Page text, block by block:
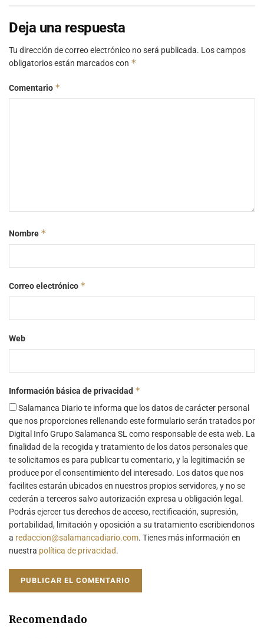
Deja una respuesta
Tu dirección de correo electrónico no será publicada. Los campos
obligatorios están marcados con *
Comentario *
Nombre *
Correo electrónico *
Web
Información básica de privacidad *
Salamanca Diario te informa que los datos de carácter personal
que nos proporciones rellenando este formulario serán tratados por
Digital Info Grupo Salamanca SL como responsable de esta web. La
finalidad de la recogida y tratamiento de los datos personales que
te solicitamos es para publicar tu comentario, y la legitimación se
produce por el consentimiento del interesado. Los datos que nos
facilites estarán ubicados en nuestros propios servidores, y no se
cederán a terceros salvo autorización expresa u obligación legal.
Podrás ejercer tus derechos de acceso, rectificación, supresión,
portabilidad, limitación y oposición a su tratamiento escribiendonos
a redaccion@salamancadiario.com. Tienes más información en
nuestra política de privacidad.
Recomendado